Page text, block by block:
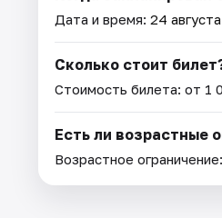
Дата и время: 24
Сколько стоит
Стоимость билета: от 1
Есть ли возрастные
Возрастное